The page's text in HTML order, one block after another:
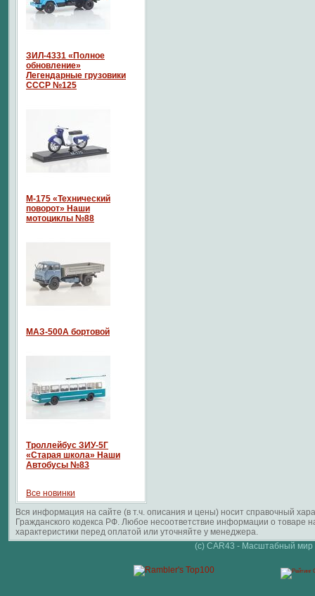
ЗИЛ-4331 «Полное
обновление»
Легендарные грузовики
СССР №125
М-175 «Технический
поворот» Наши
мотоциклы №88
МАЗ-500А бортовой
Троллейбус ЗИУ-5Г
«Старая школа» Наши
Автобусы №83
Все новинки
Вся информация на сайте (в т.ч. описания и цены) носит справочный
Гражданского кодекса РФ. Любое несоответствие информации о
характеристики перед оплатой или уточняйте у менеджера.
(c) CAR43 - Масштабный мир